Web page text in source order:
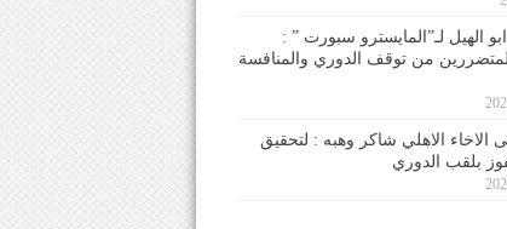
الهيل لـ”المايسترو سبورت ” :
المتضررين من توقف الدوري والمنافسة
الاهلي شاكر وهبه : لتحقيق
بلقب الدوري